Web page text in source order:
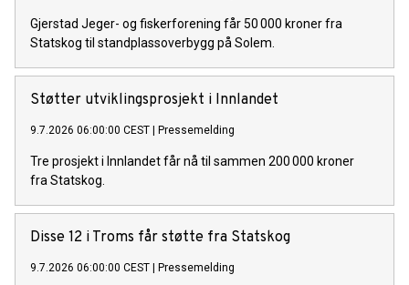
Gjerstad Jeger- og fiskerforening får 50 000 kroner fra
Statskog til standplassoverbygg på Solem.
Støtter utviklingsprosjekt i Innlandet
9.7.2026 06:00:00 CEST | Pressemelding
Tre prosjekt i Innlandet får nå til sammen 200 000 kroner
fra Statskog.
Disse 12 i Troms får støtte fra Statskog
9.7.2026 06:00:00 CEST | Pressemelding